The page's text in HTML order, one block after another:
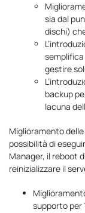
sia dal
dischi)
gestire
backup
lacuna
Miglioramento
possibilità di
Manager, il reboot
reinizializzare il
supporto per